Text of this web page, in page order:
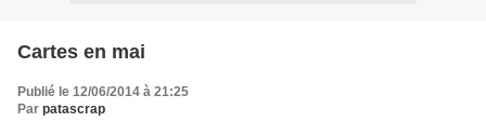
Cartes en mai
Publié le 12/06/2014 à 21:25
Par patascrap